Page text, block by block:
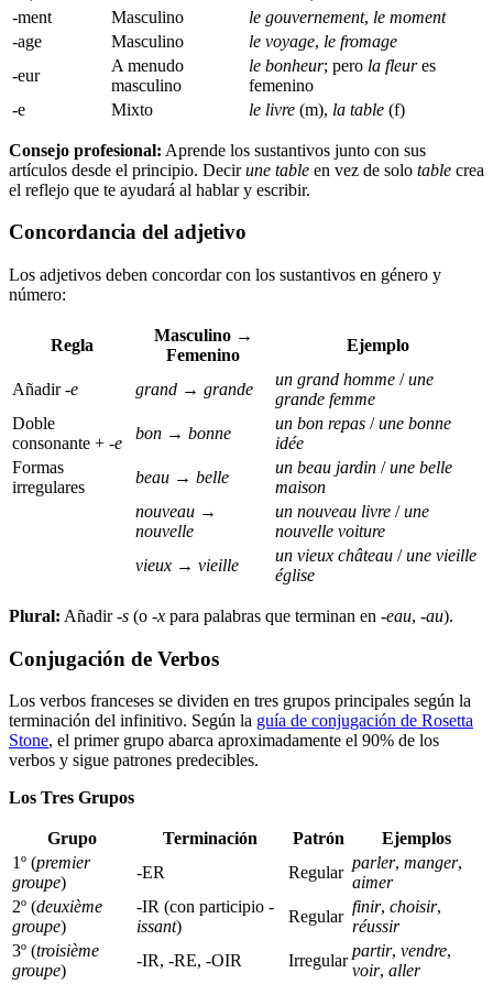
-ment
Masculino le gouvernement, le moment
-age
Masculino le voyage, le fromage
-eur
A menudo
masculino
le bonheur; pero la fleures
femenino
-e
Mixto le livre (m), la table (f)
Consejo profesional: Aprende los sustantivos junto con sus
artículos desde el principio. Decirune table en vez de solo table crea
el reflejo que te ayudará al hablar y escribir.
Concordancia del adjetivo
Los adjetivos deben concordar con los sustantivos en género y
número:
Regla
Masculino →
Femenino
Ejemplo
Añadir-e grand → grande
un grand homme /une
grande femme
Doble
consonante + -e
bon → bonne
un bon repas /une bonne
idée
Formas
irregulares
beau → belle
un beau jardin /une belle
maison
nouveau →
nouvelle
un nouveau livre /une
nouvelle voiture
vieux → vieille
un vieux château /une vieille
église
Plural: Añadir-s (o -x para palabras que terminan en -eau, -au).
Conjugación de Verbos
Los verbos franceses se dividen en tres grupos principales según la
terminación del infinitivo. Según la guía de conjugación de Rosetta
Stone, el primer grupo abarca aproximadamente el 90% de los
verbos y sigue patrones predecibles.
Los Tres Grupos
Grupo Terminación Patrón
Ejemplos
1º (premier
groupe)
-ER Regular
parler, manger,
aimer
2º (deuxième
groupe)
-IR (con participio -
issant)
Regular
finir, choisir,
réussir
3º (troisième
groupe)
-IR, -RE, -OIR Irregular
partir, vendre,
voir, aller